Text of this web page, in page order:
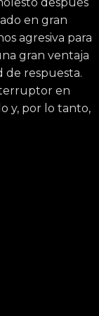
en gran
agresiva para
gran ventaja
de respuesta.
en
y, por lo tanto,